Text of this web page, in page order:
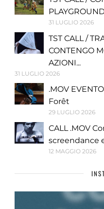
31 LUGLIO 2026
TST CALL /
CONTENGO
AZIONI...
31 LUGLIO 2026
.MOV
Forêt
29 LUGLIO 2026
CALL .MOV
screendance
12 MAGGIO 2026